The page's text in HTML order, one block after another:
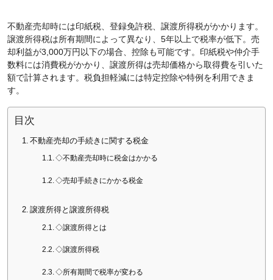
不動産売却時には印紙税、登録免許税、譲渡所得税がかかります。
譲渡所得税は所有期間によって異なり、5年以上で税率が低下。売
却利益が3,000万円以下の場合、控除も可能です。印紙税や仲介手
数料には消費税がかかり、譲渡所得は売却価格から取得費を引いた
額で計算されます。税負担軽減には特定控除や特例を利用できま
す。
目次
不動産売却の手続きに関する税金
◇不動産売却時に税金はかかる
◇売却手続きにかかる税金
譲渡所得と譲渡所得税
◇譲渡所得とは
◇譲渡所得税
◇所有期間で税率が変わる